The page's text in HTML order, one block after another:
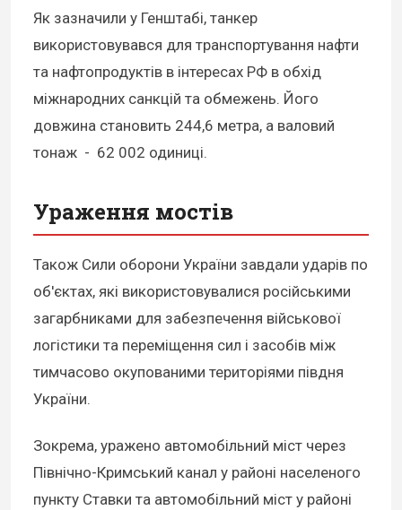
Як зазначили у Генштабі, танкер
використовувався для транспортування нафти
та нафтопродуктів в інтересах РФ в обхід
міжнародних санкцій та обмежень. Його
довжина становить 244,6 метра, а валовий
тонаж - 62 002 одиниці.
Ураження мостів
Також Сили оборони України завдали ударів по
об'єктах, які використовувалися російськими
загарбниками для забезпечення військової
логістики та переміщення сил і засобів між
тимчасово окупованими територіями півдня
України.
Зокрема, уражено автомобільний міст через
Північно-Кримський канал у районі населеного
пункту Ставки та автомобільний міст у районі